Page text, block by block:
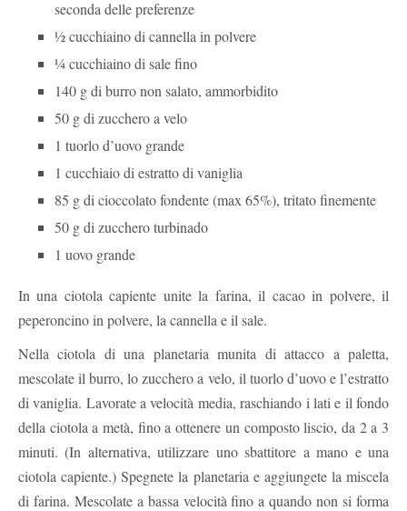
seconda delle preferenze
½ cucchiaino di cannella in polvere
¼ cucchiaino di sale fino
140 g di burro non salato, ammorbidito
50 g di zucchero a velo
1 tuorlo d’uovo grande
1 cucchiaio di estratto di vaniglia
85 g di cioccolato fondente (max 65%), tritato finemente
50 g di zucchero turbinado
1 uovo grande
In una ciotola capiente unite la farina, il cacao in polvere, il
peperoncino in polvere, la cannella e il sale.
Nella ciotola di una planetaria munita di attacco a paletta,
mescolate il burro, lo zucchero a velo, il tuorlo d’uovo e l’estratto
di vaniglia. Lavorate a velocità media, raschiando i lati e il fondo
della ciotola a metà, fino a ottenere un composto liscio, da 2 a 3
minuti. (In alternativa, utilizzare uno sbattitore a mano e una
ciotola capiente.) Spegnete la planetaria e aggiungete la miscela
di farina. Mescolate a bassa velocità fino a quando non si forma